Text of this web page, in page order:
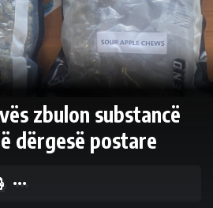
zbulon substancë
dërgesë postare